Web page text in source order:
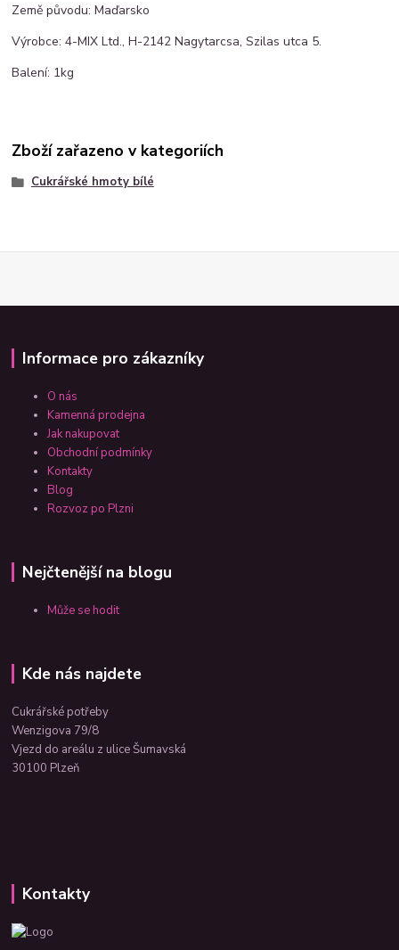
Země původu: Maďarsko
Výrobce:4-MIX Ltd., H-2142 Nagytarcsa, Szilas utca 5.
Balení: 1kg
Zboží zařazeno v kategoriích
Cukrářské hmoty bílé
Informace pro zákazníky
O nás
Kamenná prodejna
Jak nakupovat
Obchodní podmínky
Kontakty
Blog
Rozvoz po Plzni
Nejčtenější na blogu
Může se hodit
Kde nás najdete
Cukrářské potřeby
Wenzigova 79/8
Vjezd do areálu z ulice Šumavská
30100 Plzeň
Kontakty